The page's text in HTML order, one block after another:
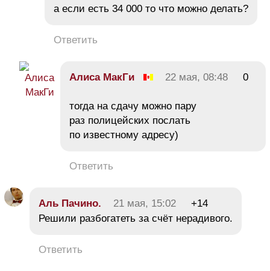
а если есть 34 000 то что можно делать?
Ответить
Алиса МакГи 22 мая, 08:48 0
тогда на сдачу можно пару
раз полицейских послать
по известному адресу)
Ответить
Aль Пачино. 21 мая, 15:02
+14
Решили разбогатеть за счёт нерадивого.
Ответить